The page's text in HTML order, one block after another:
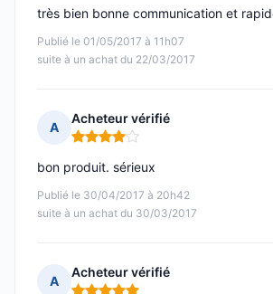
Publié le 01/05/2017 à 11h07
suite à un achat du 22/03/2017
très bien bonne communication et
A
Acheteur vérifié
Note : 4 sur 5
Publié le 30/04/2017 à 20h42
suite à un achat du 30/03/2017
bon produit. sérieux
A
Acheteur vérifié